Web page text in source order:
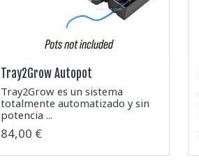
Tray2Grow Autopot
Tray2Grow es un sistema
totalmente automatizado y sin
potencia ...
84,00 €